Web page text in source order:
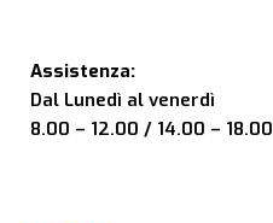
Assistenza:
Dal Lunedì al venerdì
8.00 – 12.00 / 14.00 – 18.00